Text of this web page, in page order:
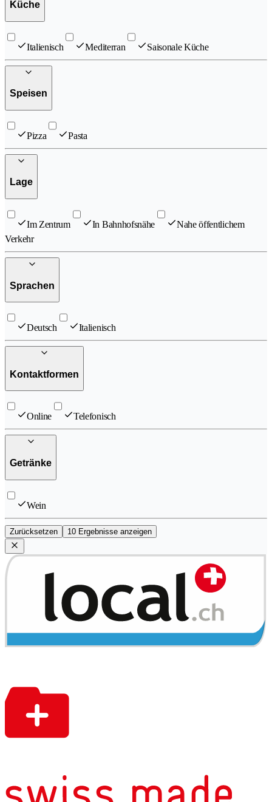
Küche
Italienisch Mediterran Saisonale Küche
Speisen
Pizza Pasta
Lage
Im Zentrum In Bahnhofsnähe
Nahe öffentlichem
Verkehr
Sprachen
Deutsch Italienisch
Kontaktformen
Online Telefonisch
Getränke
Wein
Zurücksetzen 10 Ergebnisse anzeigen